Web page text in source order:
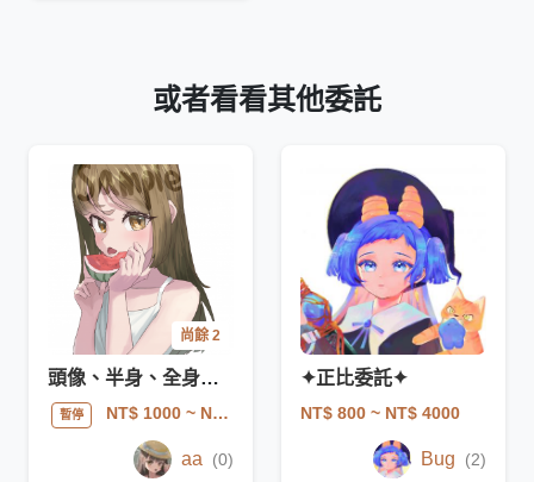
或者看看其他委託
尚餘 2
頭像、半身、全身插畫
暫停 NT$ 1000~ NT$ 2500
aa (0)
✦正比委託✦
NT$ 800 ~ NT$ 4000
Bug (2)